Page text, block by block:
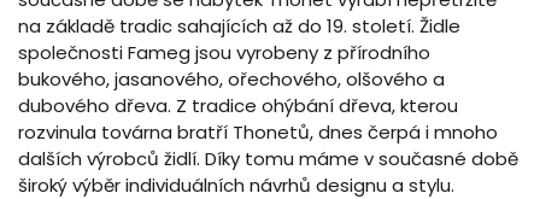
na základě tradic sahajících až do 19. století. Židle
společnosti Fameg jsou vyrobeny z přírodního
bukového, jasanového, ořechového, olšového a
dubového dřeva. Z tradice ohýbání dřeva, kterou
rozvinula továrna bratří Thonetů, dnes čerpá i mnoho
dalších výrobců židlí. Díky tomu máme v současné době
široký výběr individuálních návrhů designu a stylu.